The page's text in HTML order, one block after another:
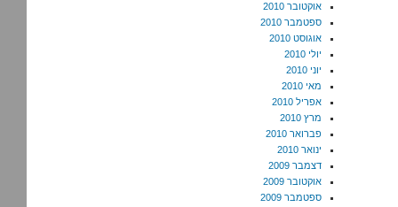
אוקטובר 2010
ספטמבר 2010
אוגוסט 2010
יולי 2010
יוני 2010
מאי 2010
אפריל 2010
מרץ 2010
פברואר 2010
ינואר 2010
דצמבר 2009
אוקטובר 2009
ספטמבר 2009